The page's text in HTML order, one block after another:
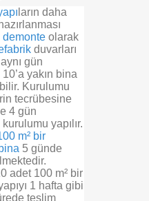
ların daha
demonteolarak
duvarları
gün
yakın bina
Kurulumu
tecrübesine
4 gün
yapılır.
m² bir
5 günde
adet 100 m² bir
1 hafta gibi
teslim